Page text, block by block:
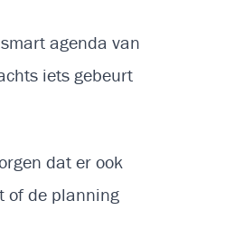
agenda van
iets gebeurt
dat er ook
of de planning